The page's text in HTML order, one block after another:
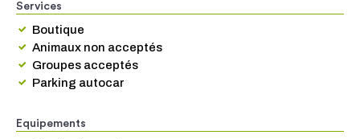
Services
Boutique
Animaux non acceptés
Groupes acceptés
Parking autocar
Equipements